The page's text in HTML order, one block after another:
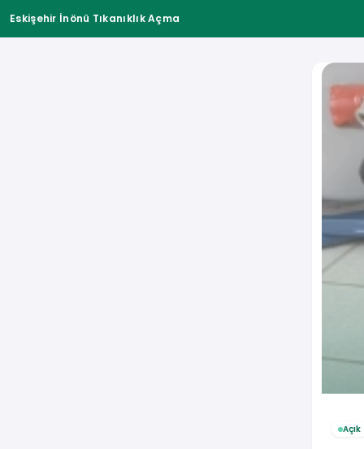
Eskişehir İnönü Tıkanıklık Açma
Açık